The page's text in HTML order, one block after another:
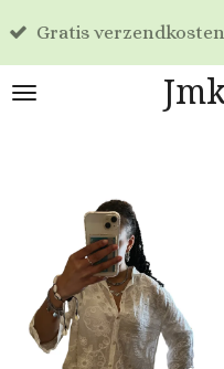
Ga
de
verzendkosten boven